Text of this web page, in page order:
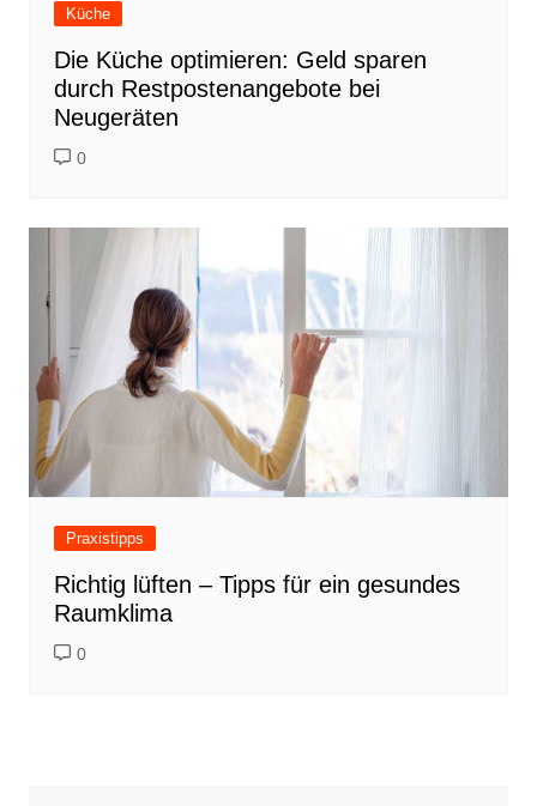
Küche
Die Küche optimieren: Geld sparen
durch Restpostenangebote bei
Neugeräten
0
Praxistipps
Richtig lüften – Tipps für ein gesundes
Raumklima
0